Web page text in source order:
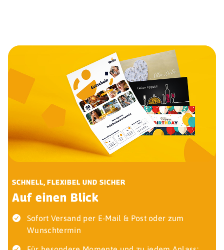
SCHNELL, FLEXIBEL UND SICHER
Auf einen Blick
Sofort Versand per E-Mail & Post oder zum
Wunschtermin